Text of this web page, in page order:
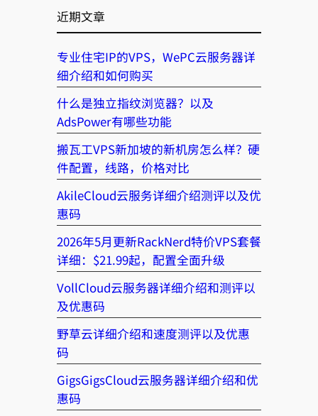
近期文章
专业住宅IP的VPS，WePC云服务器详
细介绍和如何购买
什么是独立指纹浏览器？以及
AdsPower有哪些功能
搬瓦工VPS新加坡的新机房怎么样？硬
件配置，线路，价格对比
AkileCloud云服务详细介绍测评以及优
惠码
2026年5月更新RackNerd特价VPS套餐
详细：$21.99起，配置全面升级
VollCloud云服务器详细介绍和测评以
及优惠码
野草云详细介绍和速度测评以及优惠
码
GigsGigsCloud云服务器详细介绍和优
惠码